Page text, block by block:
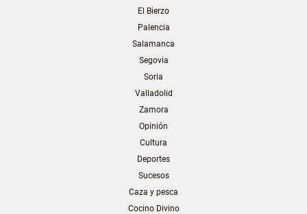
El Bierzo
Palencia
Salamanca
Segovia
Soria
Valladolid
Zamora
Opinión
Cultura
Deportes
Sucesos
Caza y pesca
Cocino Divino